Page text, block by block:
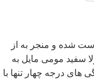
شده و منجر به از
سفید مومی مایل به
درجه چهار تنها با